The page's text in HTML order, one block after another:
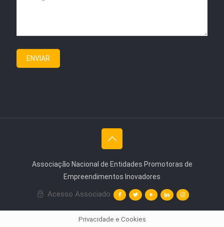
Associação Nacional de Entidades Promotoras de
Empreendimentos Inovadores
Acesso Associado
Privacidade e Cookies